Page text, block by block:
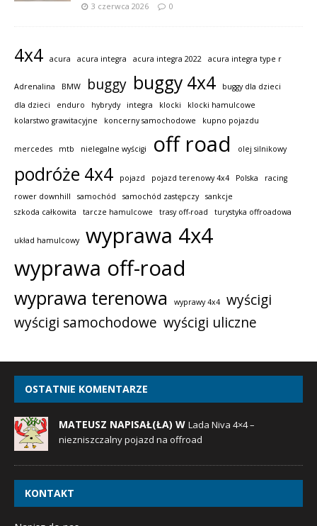
3 czerwca 2026 0
4x4 acura acura integra acura integra 2022 acura integra type r
Adrenalina BMW buggy buggy 4x4
buggy dla dzieci
dla dzieci
enduro hybrydy integra klocki
klocki hamulcowe
kolarstwo grawitacyjne
koncerny samochodowe kupno pojazdu
mercedes mtb nielegalne wyścigi off road olej silnikowy
podróże 4x4 pojazd pojazd terenowy 4x4 Polska
racing
rower downhill
samochód samochód zastępczy
sankcje
szkoda całkowita
tarcze hamulcowe trasy off-road turystyka offroadowa
układ hamulcowy
wyprawa 4x4
wyprawa off-road
wyprawa terenowa wyprawy 4x4
wyścigi
wyścigi samochodowe wyścigi uliczne
OSTATNIE KOMENTARZE
MATEUSZ NAPISAŁ(ŁA) W Lada Niva 4×4 –
niezniszczalny pojazd na offroad
KONTAKT